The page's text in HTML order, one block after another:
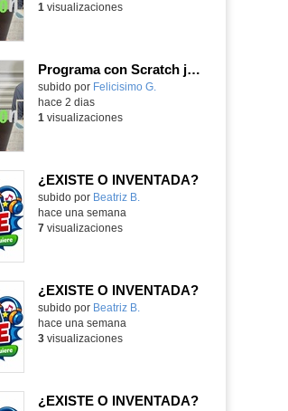
1 visualizaciones
Programa con Scratch juegos con los partidos del mundial 2026 ganados por España
Contenido educativo.
subido por Felicisimo G.
hace 2 dias
1 visualizaciones
¿EXISTE O INVENTADA?
Contenido educativo.
subido por Beatriz B.
hace una semana
7visualizaciones
¿EXISTE O INVENTADA?
Contenido educativo.
subido por Beatriz B.
hace una semana
3visualizaciones
¿EXISTE O INVENTADA?